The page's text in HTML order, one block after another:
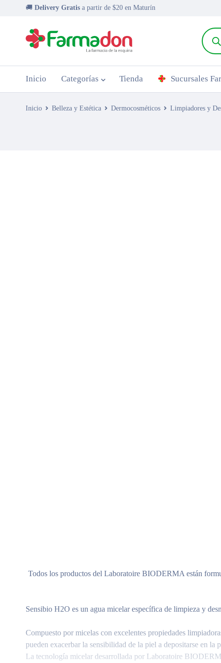
🚚 Delivery Gratis a partir de $20 en Maturín
Inicio Categorías Tienda Sucursales
Inicio Belleza y Estética Dermocosméticos Limpiadores y
Todos los productos del Laboratoire BIODERMA están
Sensibio H2O es un agua micelar específica de limpieza y
Compuesto por micelas con excelentes propiedades
pueden exacerbar la sensibilidad de la piel a depositarse en la
La tecnología micelar desarrollada por Laboratoire